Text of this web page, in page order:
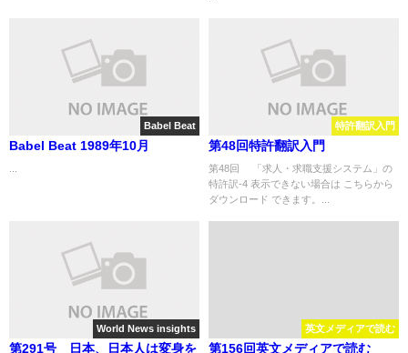
Babel Beat
Babel Beat 1989年10月
特許翻訳入門
第48回特許翻訳入門
第48回 「求人・求職支援システム」の
特許訳-4 表示できない場合は こちらから
ダウンロード できます。...
World News insights
第291号 日本、日本人は変身を
英文メディアで読む
第156回英文メディアで読む